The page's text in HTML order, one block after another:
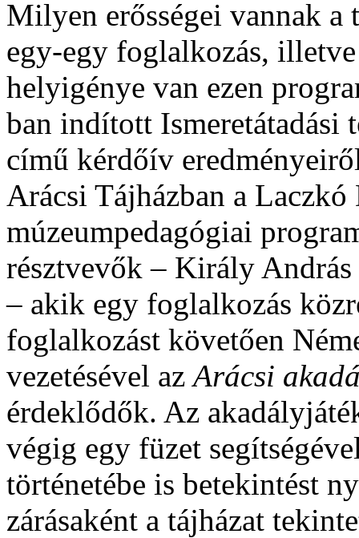
Milyen erősségei vannak a
egy-egy foglalkozás,
helyigénye van ezen
ban indított Ismeretátadási
című kérdőív
Arácsi Tájházban a
múzeumpedagógiai
résztvevők – Király András
– akik egy foglalkozás
foglalkozást követően
vezetésével azArácsi
érdeklődők. Az
végig egy füzet
történetébe is betekintést
zárásaként a tájházat